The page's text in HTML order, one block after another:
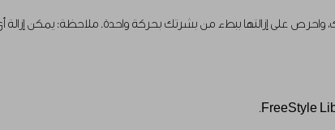
على إزالتها ببطء من بشرتك بحركة واحدة. ملاحظة: يمكن إزالة أي